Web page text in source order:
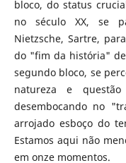
bloco, do status
no século XX, se
Nietzsche, Sartre,
do "fim da história"
segundo bloco, se
natureza e
desembocando no
arrojado esboço do
Estamos aqui não
em onze momentos.